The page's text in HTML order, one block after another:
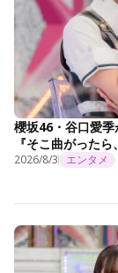
櫻坂46・谷口愛
『そこ曲がった
2026/8/3 エンタメ